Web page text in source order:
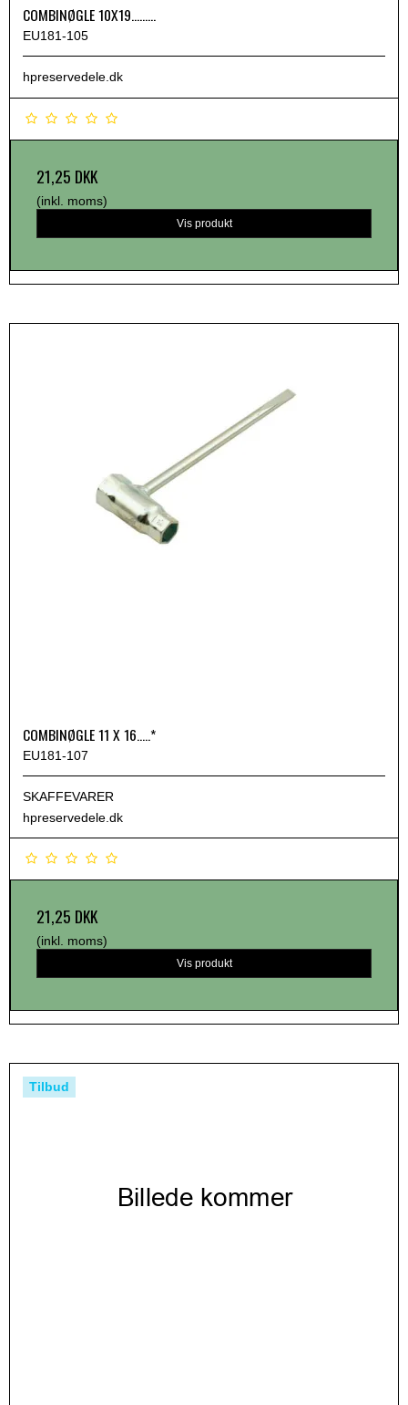
COMBINØGLE 10X19.........
EU181-105
hpreservedele.dk
21,25 DKK
(inkl. moms)
Vis produkt
COMBINØGLE 11 X 16.....*
EU181-107
SKAFFEVARER
hpreservedele.dk
21,25 DKK
(inkl. moms)
Vis produkt
Tilbud